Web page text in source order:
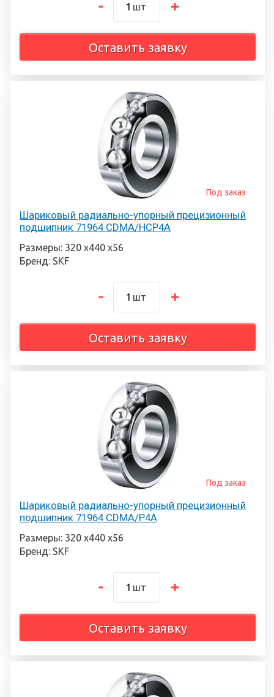
шт
Оставить заявку
Шариковый радиально-упорный прецизионный
подшипник 71964 CDMA/HCP4A
Под заказ
Размеры: 320 х440 х56
Бренд: SKF
шт
Оставить заявку
Шариковый радиально-упорный прецизионный
подшипник 71964 CDMA/P4A
Под заказ
Размеры: 320 х440 х56
Бренд: SKF
шт
Оставить заявку